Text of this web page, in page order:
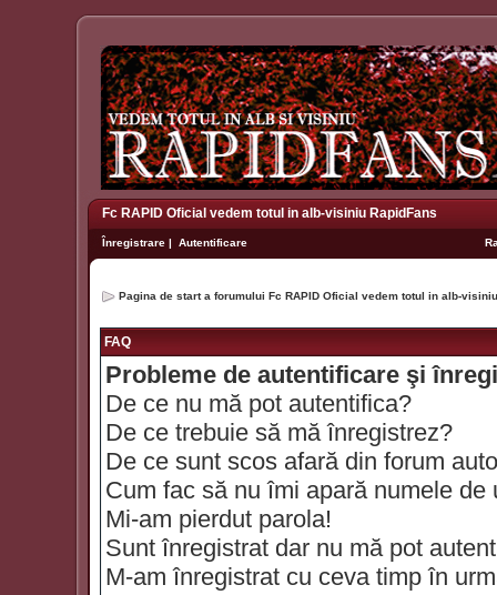
Fc RAPID Oficial vedem totul in alb-visiniu RapidFans
Înregistrare | Autentificare
Pagina de start a forumului Fc RAPID Oficial vedem totul in alb-
FAQ
Probleme de autentificare şi
De ce nu mă pot autentifica?
De ce trebuie să mă înregistrez?
De ce sunt scos afară din forum
Cum fac să nu îmi apară numele
Mi-am pierdut parola!
Sunt înregistrat dar nu mă pot
M-am înregistrat cu ceva timp în